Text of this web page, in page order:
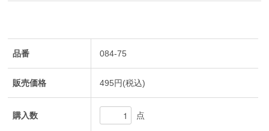
品番 084-75
販売価格 495円(税込)
購入数 点